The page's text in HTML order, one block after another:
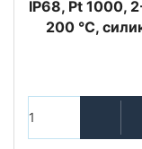
IP68, Pt 1000,
200 °C,